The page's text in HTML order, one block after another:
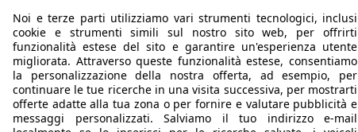
Noi e terze parti utilizziamo vari strumenti tecnologici, inclusi
cookie e strumenti simili sul nostro sito web, per offrirti
funzionalità estese del sito e garantire un'esperienza utente
migliorata. Attraverso queste funzionalità estese, consentiamo
la personalizzazione della nostra offerta, ad esempio, per
continuare le tue ricerche in una visita successiva, per mostrarti
offerte adatte alla tua zona o per fornire e valutare pubblicità e
messaggi personalizzati. Salviamo il tuo indirizzo e-mail